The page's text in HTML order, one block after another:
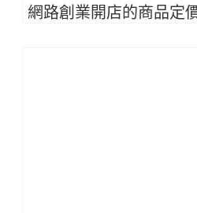
網路創業開店的商品定